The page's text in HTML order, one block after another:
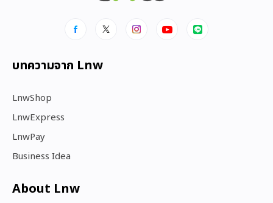
บทความจาก Lnw
LnwShop
LnwExpress
LnwPay
Business Idea
About Lnw​